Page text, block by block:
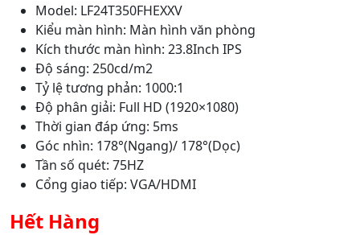
Model: LF24T350FHEXXV
Kiểu màn hình: Màn hình văn phòng
Kích thước màn hình: 23.8Inch IPS
Độ sáng: 250cd/m2
Tỷ lệ tương phản: 1000:1
Độ phân giải: Full HD (1920×1080)
Thời gian đáp ứng: 5ms
Góc nhìn: 178°(Ngang)/ 178°(Dọc)
Tần số quét: 75HZ
Cổng giao tiếp: VGA/HDMI
Hết Hàng